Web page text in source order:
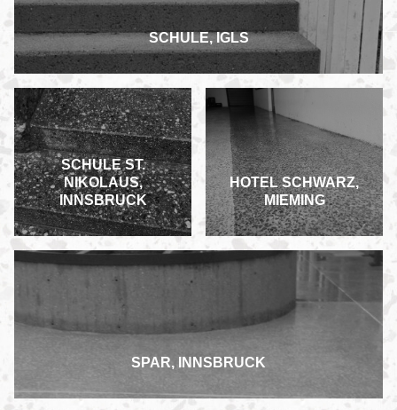
SCHULE, IGLS
SCHULE ST.
NIKOLAUS,
INNSBRUCK
HOTEL SCHWARZ,
MIEMING
SPAR, INNSBRUCK